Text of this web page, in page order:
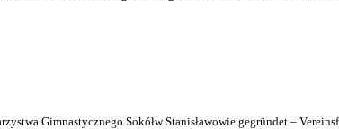
Gimnastycznego Sokółw Stanisławowie gegründet –